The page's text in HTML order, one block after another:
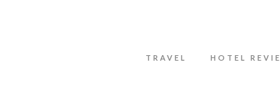
TRAVEL HOTEL